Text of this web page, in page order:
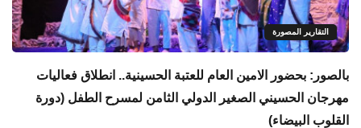
التقارير المصورة
بالصور: بحضور الامين العام للعتبة الحسينية.. انطلاق فعاليات
مهرجان الحسيني الصغير الدولي الثامن لمسرح الطفل (دورة
القلوب البيضاء)